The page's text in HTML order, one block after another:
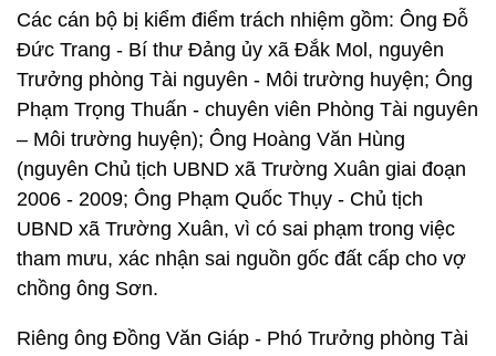
Các cán bộ bị kiểm điểm trách nhiệm gồm: Ông Đỗ
Đức Trang - Bí thư Đảng ủy xã Đắk Mol, nguyên
Trưởng phòng Tài nguyên - Môi trường huyện; Ông
Phạm Trọng Thuấn - chuyên viên Phòng Tài nguyên
– Môi trường huyện); Ông Hoàng Văn Hùng
(nguyên Chủ tịch UBND xã Trường Xuân giai đoạn
2006 - 2009; Ông Phạm Quốc Thụy - Chủ tịch
UBND xã Trường Xuân, vì có sai phạm trong việc
tham mưu, xác nhận sai nguồn gốc đất cấp cho vợ
chồng ông Sơn.
Riêng ông Đồng Văn Giáp - Phó Trưởng phòng Tài